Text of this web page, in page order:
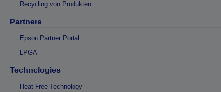
Recycling von Produkten
Partners
Epson Partner Portal
LPGA
Technologies
Heat-Free Technology